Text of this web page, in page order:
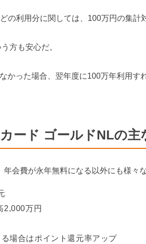
の利用分に関しては、100万円の集計
方も安心だ。
かった場合、翌年度に100万年利用す
ード ゴールドNLの主
会費が永年無料になる以外にも様々
2,000万円
場合はポイント還元率アップ